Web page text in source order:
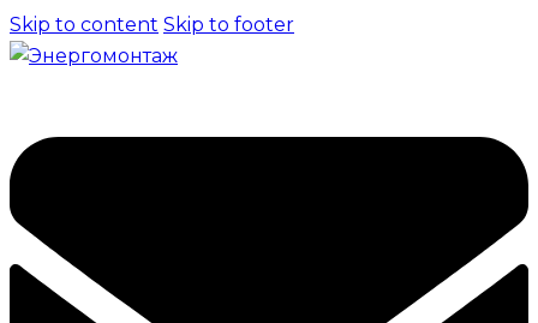
Skip to content Skip to footer